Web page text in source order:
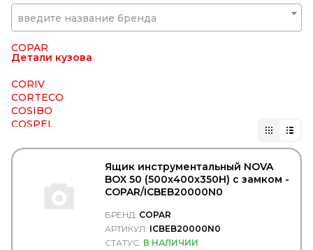
введите название бренда
CONTINENTAL
CONTITECH
Convitex
COPAR
Детали кузова
CORIV
CORTECO
COSIBO
COSPEL
CRAFT
Ящик инструментальный NOVA
BOX 50 (500x400x350H) с замком -
COPAR/ICBEB20000N0
БРЕНД: COPAR
АРТИКУЛ: ICBEB20000N0
СТАТУС: В НАЛИЧИИ